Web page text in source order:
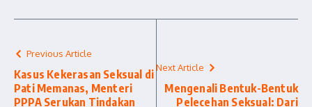
Previous Article
Kasus Kekerasan Seksual di
Pati Memanas, Menteri
PPPA Serukan Tindakan
Next Article
Mengenali Bentuk-Bentuk
Pelecehan Seksual: Dari